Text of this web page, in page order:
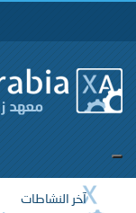
آخر النشاطات